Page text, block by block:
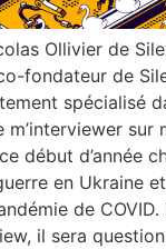
Ollivier de
fondateur de
spécialisé
m’interviewer sur
début d’année
en Ukraine
de
il sera